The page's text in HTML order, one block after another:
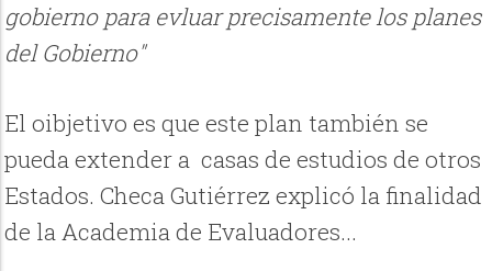
gobierno para evluar precisamente los planes
del Gobierno"
El oibjetivo es que este plan también se
pueda extender a casas de estudios de otros
Estados. Checa Gutiérrez explicó la finalidad
de la Academia de Evaluadores...